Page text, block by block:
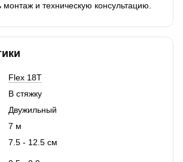
монтаж и техническую консультацию.
Flex 18T
В стяжку
Двужильный
7 м
7.5 - 12.5 см